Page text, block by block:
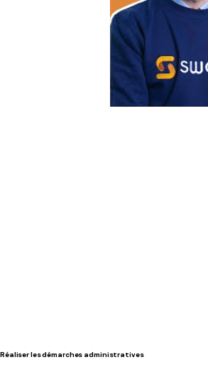
Réaliser les démarches administratives